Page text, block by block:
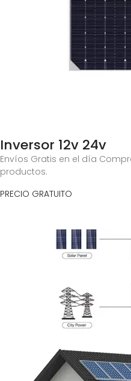
Inversor 12v 24v
Envíos Gratis en el día
productos.
PRECIO GRATUITO